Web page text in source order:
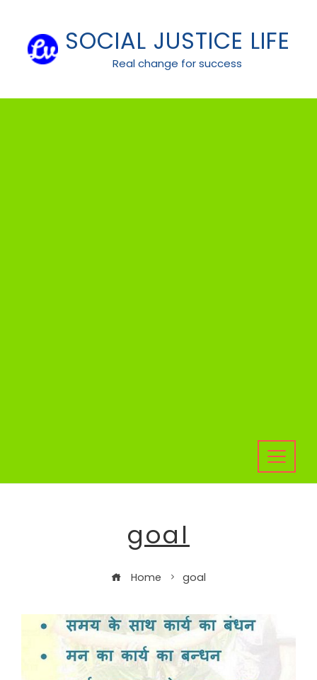
content
SOCIAL JUSTICE LIFE
Real change for success
goal
Home goal